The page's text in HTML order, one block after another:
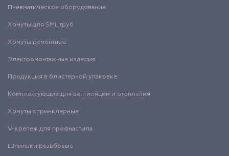
Пневматическое оборудование
Хомуты для SML труб
Хомуты ремонтные
Электромонтажные изделия
Продукция в блистерной упаковке
Комплектующие для вентиляции и отопления
Хомуты спринклерные
V-крепеж для профнастила
Шпильки резьбовые